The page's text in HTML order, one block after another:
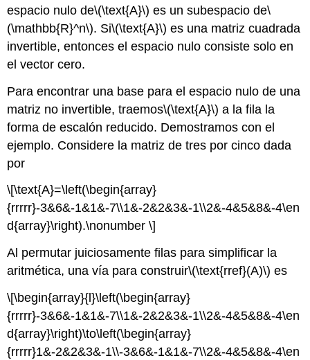
espacio nulo de\(\text{A}\) es un subespacio de\
(\mathbb{R}^n\). Si\(\text{A}\) es una matriz cuadrada
invertible, entonces el espacio nulo consiste solo en
el vector cero.
Para encontrar una base para el espacio nulo de una
matriz no invertible, traemos\(\text{A}\) a la fila la
forma de escalón reducido. Demostramos con el
ejemplo. Considere la matriz de tres por cinco dada
por
\[\text{A}=\left(\begin{array}
{rrrrr}-3&6&-1&1&-7\\1&-2&2&3&-1\\2&-4&5&8&-4\en
d{array}\right).\nonumber \]
Al permutar juiciosamente filas para simplificar la
aritmética, una vía para construir\(\text{rref}(A)\) es
\[\begin{array}{l}\left(\begin{array}
{rrrrr}-3&6&-1&1&-7\\1&-2&2&3&-1\\2&-4&5&8&-4\en
d{array}\right)\to\left(\begin{array}
{rrrrr}1&-2&2&3&-1\\-3&6&-1&1&-7\\2&-4&5&8&-4\en